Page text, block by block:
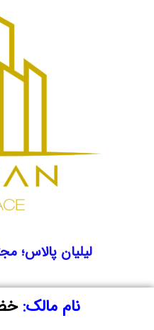
لیلیان پالاس؛
نام مالک: